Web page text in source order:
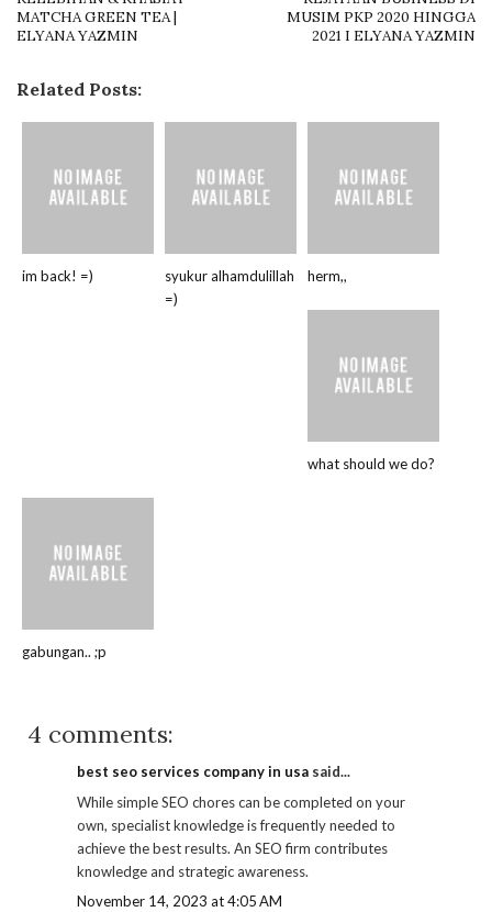
MATCHA GREEN TEA |
ELYANA YAZMIN
MUSIM PKP 2020 HINGGA
2021 I ELYANA YAZMIN
Related Posts:
im back! =)
syukur alhamdulillah
=)
herm,,
what should we do?
gabungan.. ;p
4 comments:
best seo services company in usa said...
While simple SEO chores can be completed on your
own, specialist knowledge is frequently needed to
achieve the best results. An SEO firm contributes
knowledge and strategic awareness.
November 14, 2023 at 4:05 AM